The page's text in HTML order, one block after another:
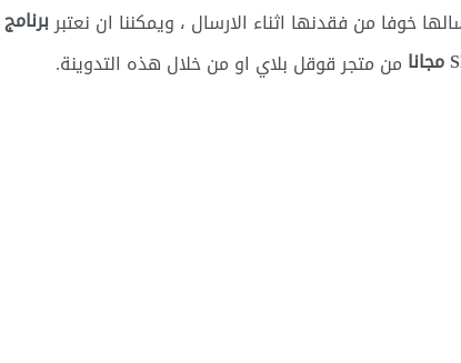
خوفا من فقدنها اثناء الارسال ، ويمكننا ان نعتبر
من متجر قوقل بلاي او من خلال هذه التدوينة.